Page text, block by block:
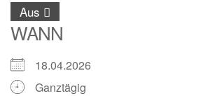
Aus
WANN
18.04.2026
Ganztägig